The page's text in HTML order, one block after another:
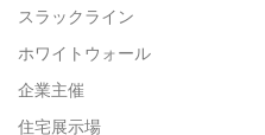
スラックライン
ホワイトウォール
企業主催
住宅展示場